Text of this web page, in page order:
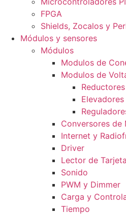
FPGA
Shields, Zocalos y
Módulos y sensores
Módulos
Modulos de
Modulos de
Conversores de
Internet y
Driver
Lector de
Sonido
PWM y Dimmer
Carga y
Tiempo